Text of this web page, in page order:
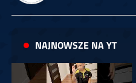
NAJNOWSZE NA YT